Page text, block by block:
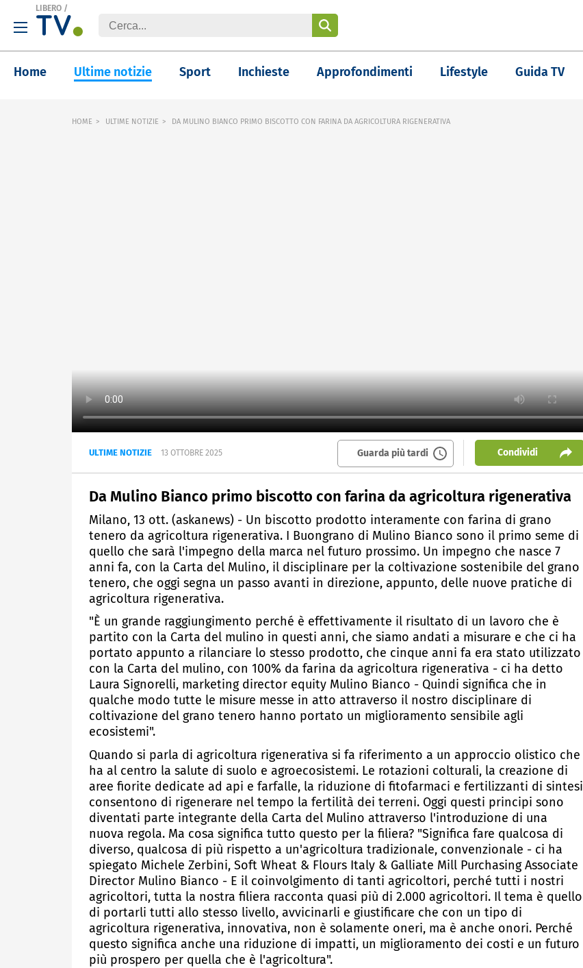
LIBERO /
Home Ultime notizie Sport Inchieste Approfondimenti Lifestyle Guida TV
HOME ULTIME NOTIZIE DA MULINO BIANCO PRIMO BISCOTTO CON FARINA DA AGRICOLTURA RIGENERATIVA
ULTIME NOTIZIE 13 OTTOBRE 2025 Guarda più tardi Condividi
Da Mulino Bianco primo biscotto con farina da agricoltura rigenerativa
Milano, 13 ott. (askanews) - Un biscotto prodotto interamente con farina di grano
tenero da agricoltura rigenerativa. I Buongrano di Mulino Bianco sono il primo seme di
quello che sarà l'impegno della marca nel futuro prossimo. Un impegno che nasce 7
anni fa, con la Carta del Mulino, il disciplinare per la coltivazione sostenibile del grano
tenero, che oggi segna un passo avanti in direzione, appunto, delle nuove pratiche di
agricoltura rigenerativa.
"È un grande raggiungimento perché è effettivamente il risultato di un lavoro che è
partito con la Carta del mulino in questi anni, che siamo andati a misurare e che ci ha
portato appunto a rilanciare lo stesso prodotto, che cinque anni fa era stato utilizzato
con la Carta del mulino, con 100% da farina da agricoltura rigenerativa - ci ha detto
Laura Signorelli, marketing director equity Mulino Bianco - Quindi significa che in
qualche modo tutte le misure messe in atto attraverso il nostro disciplinare di
coltivazione del grano tenero hanno portato un miglioramento sensibile agli
ecosistemi".
Quando si parla di agricoltura rigenerativa si fa riferimento a un approccio olistico che
ha al centro la salute di suolo e agroecosistemi. Le rotazioni colturali, la creazione di
aree fiorite dedicate ad api e farfalle, la riduzione di fitofarmaci e fertilizzanti di sintesi
consentono di rigenerare nel tempo la fertilità dei terreni. Oggi questi principi sono
diventati parte integrante della Carta del Mulino attraverso l'introduzione di una
nuova regola. Ma cosa significa tutto questo per la filiera? "Significa fare qualcosa di
diverso, qualcosa di più rispetto a un'agricoltura tradizionale, convenzionale - ci ha
spiegato Michele Zerbini, Soft Wheat & Flours Italy & Galliate Mill Purchasing Associate
Director Mulino Bianco - E il coinvolgimento di tanti agricoltori, perché tutti i nostri
agricoltori, tutta la nostra filiera racconta quasi più di 2.000 agricoltori. Il tema è quello
di portarli tutti allo stesso livello, avvicinarli e giustificare che con un tipo di
agricoltura rigenerativa, innovativa, non è solamente oneri, ma è anche onori. Perché
questo significa anche una riduzione di impatti, un miglioramento dei costi e un futuro
più prospero per quella che è l'agricoltura".